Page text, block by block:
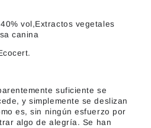
vol,Extractos vegetales
canina
suficiente se
y simplemente se deslizan
es, sin ningún esfuerzo por
algo de alegría. Se han